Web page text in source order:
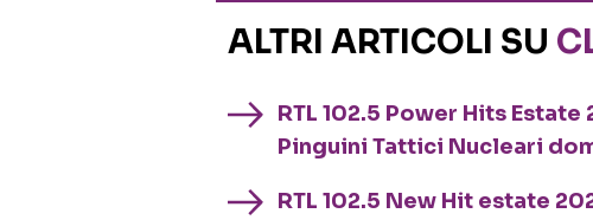
ALTRI ARTICOLI SU
RTL 102.5 Power Hits Estate
Pinguini Tattici Nucleari
RTL 102.5 New Hit estate